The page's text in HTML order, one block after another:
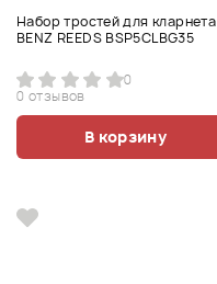
Набор тростей для кларнета
BENZ REEDS BSP5CLBG35
0
0 отзывов
В корзину